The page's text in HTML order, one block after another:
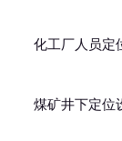
化工厂人员定
煤矿井下定位